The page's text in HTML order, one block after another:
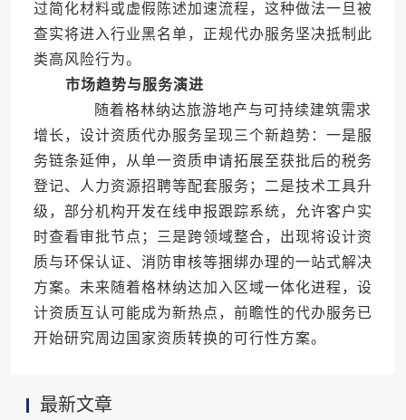
过简化材料或虚假陈述加速流程，这种做法一旦被
查实将进入行业黑名单，正规代办服务坚决抵制此
类高风险行为。
市场趋势与服务演进
随着格林纳达旅游地产与可持续建筑需求
增长，设计资质代办服务呈现三个新趋势：一是服
务链条延伸，从单一资质申请拓展至获批后的税务
登记、人力资源招聘等配套服务；二是技术工具升
级，部分机构开发在线申报跟踪系统，允许客户实
时查看审批节点；三是跨领域整合，出现将设计资
质与环保认证、消防审核等捆绑办理的一站式解决
方案。未来随着格林纳达加入区域一体化进程，设
计资质互认可能成为新热点，前瞻性的代办服务已
开始研究周边国家资质转换的可行性方案。
最新文章